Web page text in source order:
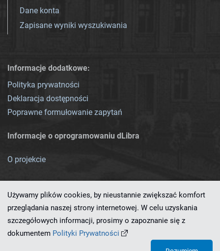
Dane konta
Zapisane wyniki wyszukiwania
Informacje dodatkowe:
Polityka prywatności
Deklaracja dostępności
Poprawne formułowanie zapytań
Informacje o oprogramowaniu dLibra
O projekcie
Ten serwis działa dzięki oprogramowaniu
Używamy plików cookies, by nieustannie zwiększać komfort
przeglądania naszej strony internetowej. W celu uzyskania
szczegółowych informacji, prosimy o zapoznanie się z
dokumentem Polityki Prywatności